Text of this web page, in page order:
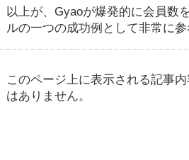
以上が、Gyaoが爆発的に会員数
ルの一つの成功例として非常に
このページ上に表示される記事
はありません。